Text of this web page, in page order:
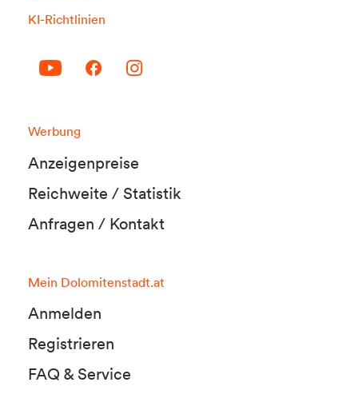
KI-Richtlinien
Werbung
Anzeigenpreise
Reichweite / Statistik
Anfragen / Kontakt
Mein Dolomitenstadt.at
Anmelden
Registrieren
FAQ & Service